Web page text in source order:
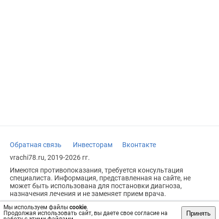
Мы используем файлы cookie.
Продолжая использовать сайт, вы даете свое согласие на
Принять
Обратная связь Инвесторам
Вконтакте
vrachi78.ru, 2019-2026 гг.
Имеются противопоказания, требуется консультация
специалиста. Информация, представленная на сайте, не
может быть использована для постановки диагноза,
назначения лечения и не заменяет прием врача.
Возрастное ограничение: 18+